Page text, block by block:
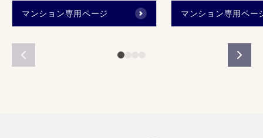
マンション専用ページ マンション専用ペー